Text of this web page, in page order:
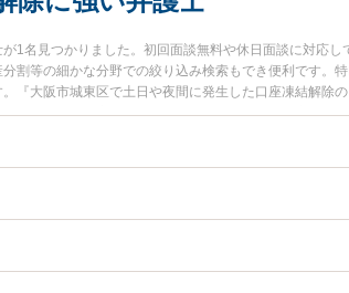
1名見つかりました。初回面談無料や休日面談に対応
割等の細かな分野での絞り込み検索もでき便利です。
『大阪市城東区で土日や夜間に発生した口座凍結解除
相談無料で口座凍結解除を法律相談できる大阪市城東